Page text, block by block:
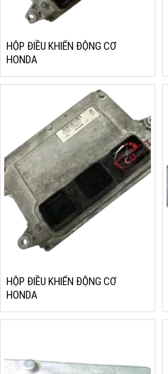
HỘP ĐIỀU KHIỂN ĐỘNG CƠ
HONDA
HỘP ĐIỀU KHIỂN ĐỘNG CƠ
HONDA